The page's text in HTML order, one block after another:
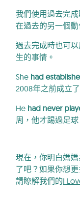
我們使用過去完
在過去的另一個
過去完成時也可
生的事情。
She had
2008年之前成立
He had never
周，他才踢過足球
現在，你明白媽
了吧？如果你想
請瞭解我們的I